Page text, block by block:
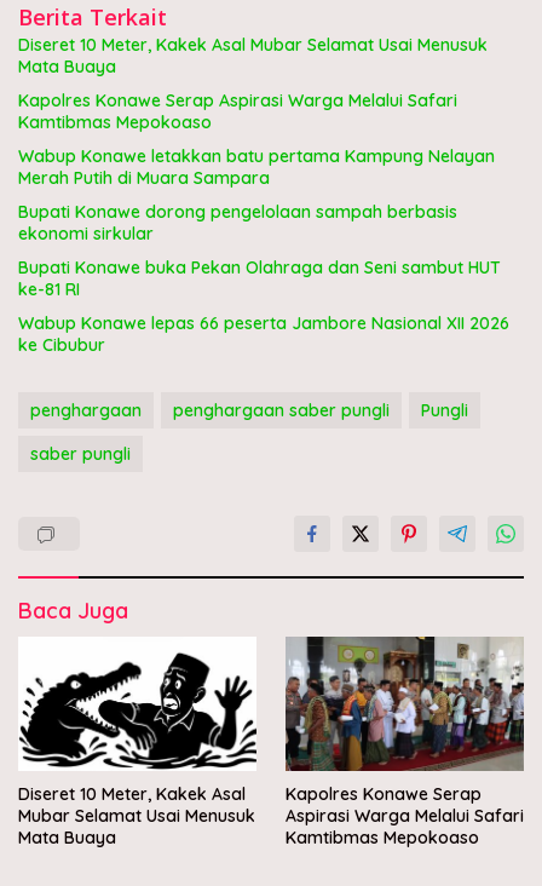
Berita Terkait
Diseret 10 Meter, Kakek Asal Mubar Selamat Usai Menusuk
Mata Buaya
Kapolres Konawe Serap Aspirasi Warga Melalui Safari
Kamtibmas Mepokoaso
Wabup Konawe letakkan batu pertama Kampung Nelayan
Merah Putih di Muara Sampara
Bupati Konawe dorong pengelolaan sampah berbasis
ekonomi sirkular
Bupati Konawe buka Pekan Olahraga dan Seni sambut HUT
ke-81 RI
Wabup Konawe lepas 66 peserta Jambore Nasional XII 2026
ke Cibubur
penghargaan penghargaan saber pungli
Pungli
saber pungli
Baca Juga
Diseret 10 Meter, Kakek Asal
Mubar Selamat Usai Menusuk
Mata Buaya
Kapolres Konawe Serap
Aspirasi Warga Melalui Safari
Kamtibmas Mepokoaso